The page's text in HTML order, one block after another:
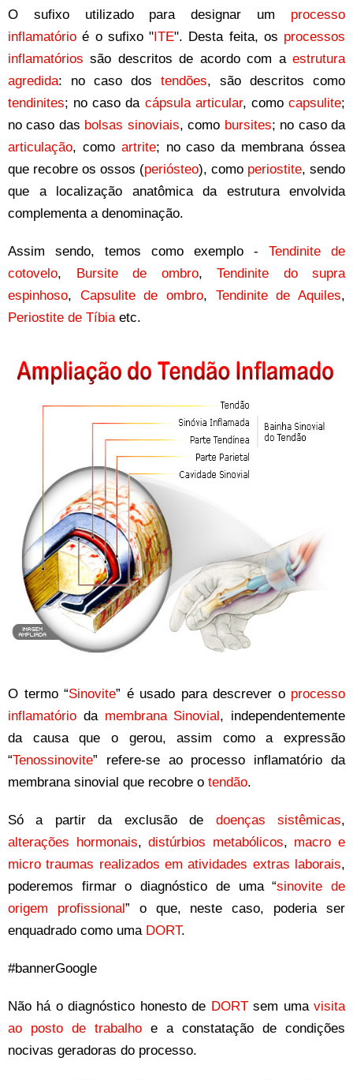
O sufixo utilizado para designar um processo
inflamatório é o sufixo "ITE". Desta feita, os processos
inflamatórios são descritos de acordo com a estrutura
agredida: no caso dos tendões, são descritos como
tendinites; no caso da cápsula articular, comocapsulite;
no caso das bolsas sinoviais, como bursites; no caso da
articulação, como artrite; no caso da membrana óssea
que recobre os ossos (periósteo), como periostite, sendo
que a localização anatômica da estrutura envolvida
complementa a denominação.
Assim sendo, temos como exemplo - Tendinite de
cotovelo, Bursite de ombro, Tendinite do supra
espinhoso, Capsulite de ombro, Tendinite de Aquiles,
Periostite de Tíbiaetc.
O termo “Sinovite” é usado para descrever o processo
inflamatório da membrana Sinovial, independentemente
da causa que o gerou, assim como a expressão
“Tenossinovite” refere-se ao processo inflamatório da
membrana sinovial que recobre o tendão.
Só a partir da exclusão de doenças sistêmicas,
alterações hormonais,distúrbios metabólicos, macro e
micro traumas realizados em atividades extras laborais,
poderemos firmar o diagnóstico de uma “sinovite de
origem profissional” o que, neste caso, poderia ser
enquadrado como uma DORT.
#bannerGoogle
Não há o diagnóstico honesto de DORTsem umavisita
ao posto de trabalho e a constatação de condições
nocivas geradoras do processo.